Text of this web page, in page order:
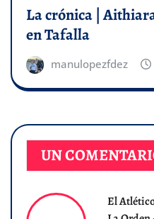
La crónica |
en Tafalla
manulopezfdez
UN
El